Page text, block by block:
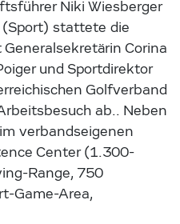
Niki Wiesberger
stattete die
Corina
und Sportdirektor
Golfverband
ab.. Neben
verbandseigenen
Center (1.300-
Range, 750
Game-Area,